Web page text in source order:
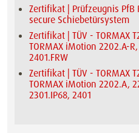
Zertifikat | Prüfzeugnis PfB
secure Schiebetürsystem
Zertifikat | TÜV - TORMAX
TORMAX iMotion 2202.A-
2401.FRW
Zertifikat | TÜV - TORMAX
TORMAX iMotion 2202.A,
2301.IP68, 2401